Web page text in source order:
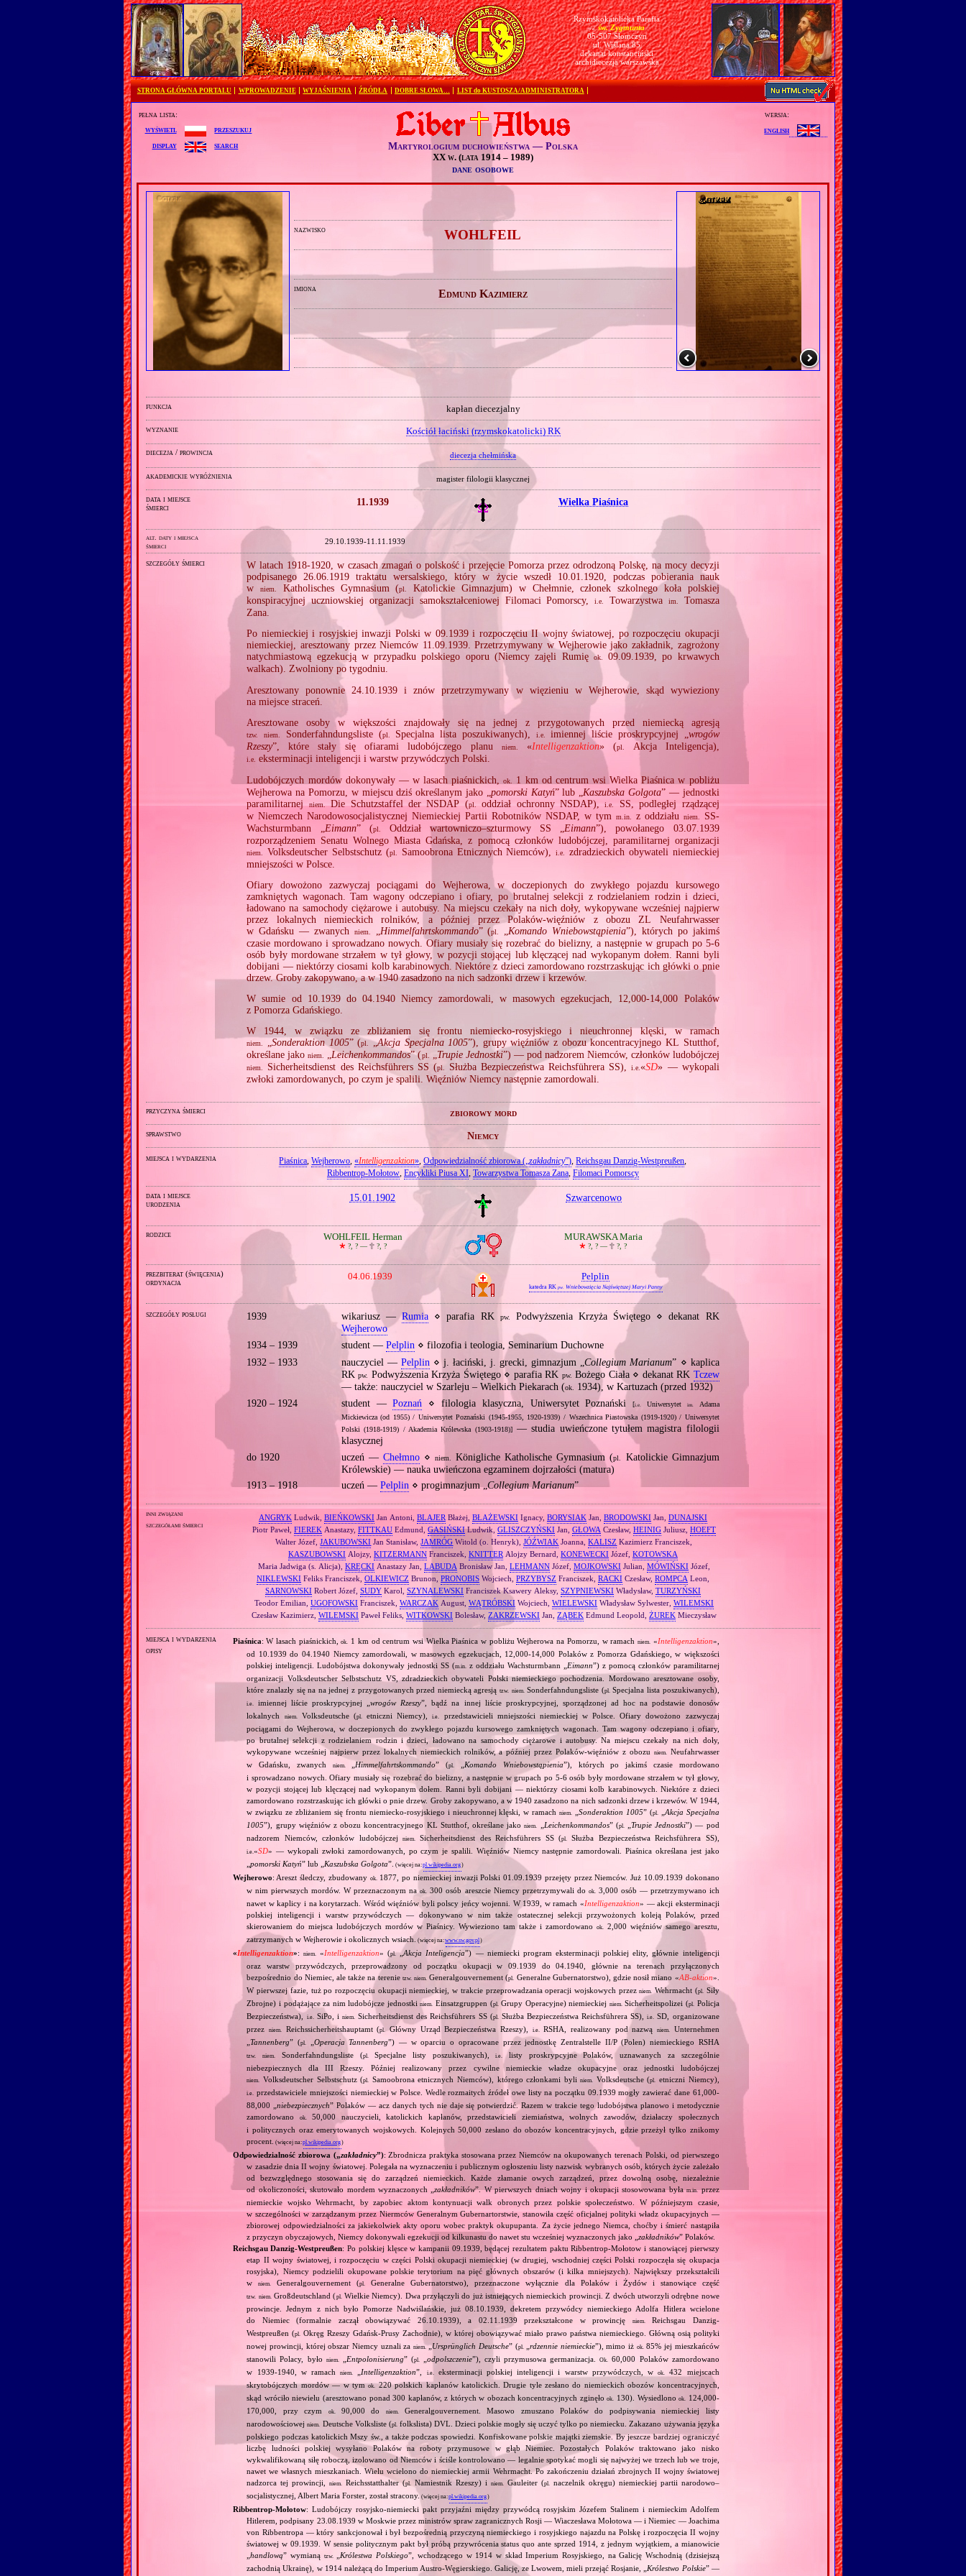
Rzymskokatolicka Parafia
pw.św. Zygmunta
05-507 Słomczyn
ul. Wiślana 85
dekanat konstanciński
archidiecezja warszawska
STRONA GŁÓWNA PORTALU WPROWADZENIE WYJAŚNIENIA ŹRÓDŁA DOBRE SŁOWA… LIST do KUSTOSZA/ADMINISTRATORA
pełna lista:
wyświetl
przeszukuj
display
search Martyrologium duchowieństwa — Polska
XX w. (lata 1914 – 1989)
dane osobowe
wersja:
english
nazwisko WOHLFEIL
imiona Edmund Kazimierz
funkcja kapłan diecezjalny
wyznanie Kościół łaciński (rzymskokatolicki) RK
diecezja / prowincja diecezja chełmińska
akademickie wyróżnienia magister filologii klasycznej
data i miejsce
śmierci
11.1939 Wielka Piaśnica
alt. daty i miejsca
śmierci
29.10.1939‑11.11.1939
szczegóły śmierci
W latach 1918‐1920, w czasach zmagań o polskość i przejęcie Pomorza przez odrodzoną Polskę, na mocy decyzji
podpisanego 26.06.1919 traktatu wersalskiego, który w życie wszedł 10.01.1920, podczas pobierania nauk
wniem. Katholisches Gymnasium (pl.
Katolickie Gimnazjum) w Chełmnie, członek szkolnego koła polskiej
konspiracyjnej uczniowskiej organizacji samokształceniowej Filomaci Pomorscy,i.e. Towarzystwa im.
Tomasza
Zana.
Po niemieckiej i rosyjskiej inwazji Polski w 09.1939 i rozpoczęciu II wojny światowej, po rozpoczęciu okupacji
niemieckiej, aresztowany przez Niemców 11.09.1939. Przetrzymywany w Wejherowie jako zakładnik, zagrożony
natychmiastową egzekucją w przypadku polskiego oporu (Niemcy zajęli Rumię
ok.
09.09.1939, po krwawych
walkach). Zwolniony po tygodniu.
Aresztowany ponownie 24.10.1939 i znów przetrzymywany w więzieniu w Wejherowie, skąd wywieziony
na miejsce straceń.
Aresztowane osoby w większości znajdowały się na jednej z przygotowanych przed niemiecką agresją
tzw. niem. Sonderfahndungsliste (pl. Specjalna lista poszukiwanych), i.e. imiennej liście proskrypcyjnej „ wrogów
Rzeszy”, które stały się ofiarami ludobójczego planu niem. «Intelligenzaktion» (pl. Akcja Inteligencja),
i.e. eksterminacji inteligencji i warstw przywódczych Polski.
Ludobójczych mordów dokonywały — w lasach piaśnickich,ok.
1 km od centrum wsi Wielka Piaśnica w pobliżu
Wejherowa na Pomorzu, w miejscu dziś określanym jako „ pomorski Katyń” lub „ Kaszubska Golgota” — jednostki
paramilitarnejniem.Die Schutzstaffel der NSDAP (pl. oddział ochronny NSDAP),i.e.
SS, podległej rządzącej
w Niemczech Narodowosocjalistycznej Niemieckiej Partii Robotników NSDAP, w tym
m.in. z oddziału niem.
SS‐
Wachsturmbann „ Eimann” (pl. Oddział wartowniczo–szturmowy SS „ Eimann”), powołanego 03.07.1939
rozporządzeniem Senatu Wolnego Miasta Gdańska, z pomocą członków ludobójczej, paramilitarnej organizacji
niem. Volksdeutscher Selbstschutz (pl. Samoobrona Etnicznych Niemców),i.e.
zdradzieckich obywateli niemieckiej
mniejszości w Polsce.
Ofiary dowożono zazwyczaj pociągami do Wejherowa, w doczepionych do zwykłego pojazdu kursowego
zamkniętych wagonach. Tam wagony odczepiano i ofiary, po brutalnej selekcji z rodzielaniem rodzin i dzieci,
ładowano na samochody ciężarowe i autobusy. Na miejscu czekały na nich doły, wykopywane wcześniej najpierw
przez lokalnych niemieckich rolników, a później przez Polaków‐więźniów z obozu ZL Neufahrwasser
w Gdańsku — zwanych
niem. Himmelfahrtskommando” (pl. Komando Wniebowstąpienia”), których po jakimś
czasie mordowano i sprowadzano nowych. Ofiary musiały się rozebrać do bielizny, a następnie w grupach po 5‐6
osób były mordowane strzałem w tył głowy, w pozycji stojącej lub klęczącej nad wykopanym dołem. Ranni byli
dobijani — niektórzy ciosami kolb karabinowych. Niektóre z dzieci zamordowano rozstrzaskując ich główki o pnie
drzew. Groby zakopywano, a w 1940 zasadzono na nich sadzonki drzew i krzewów.
W sumie od 10.1939 do 04.1940 Niemcy zamordowali, w masowych egzekucjach, 12,000‐14,000 Polaków
z Pomorza Gdańskiego.
W 1944, w związku ze zbliżaniem się frontu niemiecko‐rosyjskiego i nieuchronnej klęski, w ramach
niem. „Sonderaktion 1005” (pl.„Akcja Specjalna 1005”), grupy więźniów z obozu koncentracyjnego KL Stutthof,
określane jakoniem. „Leichenkommandos” (pl. „Trupie Jednostki”) — pod nadzorem Niemców, członków ludobójczej
niem. Sicherheitsdienst des Reichsführers SS (pl. Służba Bezpieczeństwa Reichsführera SS),i.e.«SD» — wykopali
zwłoki zamordowanych, po czym je spalili. Więźniów Niemcy następnie zamordowali.
przyczyna śmierci zbiorowy mord
sprawstwo Niemcy
miejsca i wydarzenia Piaśnica ,Wejherowo ,«Intelligenzaktion» ,Odpowiedzialność zbiorowa („zakładnicy”) ,Reichsgau Danzig‐Westpreußen
Ribbentrop‐Mołotow, Encykliki Piusa XI, Towarzystwa Tomasza Zana, Filomaci Pomorscy
data i miejsce
urodzenia
15.01.1902 Szwarcenowo
rodzice WOHLFEIL Herman
🞲?, ? — 🕆?, ?
MURAWSKA Maria
🞲 ?, ? —🕆 ?, ?
prezbiterat (święcenia)
ordynacja
04.06.1939 Pelplin
katedra RK pw. Wniebowzięcia Najświętszej Maryi Panny
szczegóły posługi 1939 wikariusz —Rumia ⋄ parafia RK pw.
Podwyższenia Krzyża Świętego ⋄ dekanat RK
Wejherowo
1934 – 1939
student — Pelplin⋄ filozofia i teologia, Seminarium Duchowne
1932 – 1933
nauczyciel — Pelplin ⋄ j. łaciński, j. grecki, gimnazjum „Collegium Marianum” ⋄ kaplica
RKpw. Podwyższenia Krzyża Świętego ⋄ parafia RK pw. Bożego Ciała ⋄ dekanat RK Tczew
— także: nauczyciel w Szarleju – Wielkich Piekarach (ok.
1934), w Kartuzach (przed 1932)
1920 – 1924
student —Poznań ⋄ filologia klasyczna, Uniwersytet Poznański[i.e. Uniwersytet im. Adama
Mickiewicza (od 1955) / Uniwersytet Poznański (1945‐1955, 1920‐1939) / Wszechnica Piastowska (1919‐1920) / Uniwersytet
Polski (1918‐1919) / Akademia Królewska (1903‐1918)]— studia uwieńczone tytułem magistra filologii
klasycznej
do 1920
uczeń — Chełmno⋄niem. Königliche Katholische Gymnasium (pl.
Katolickie Gimnazjum
Królewskie) — nauka uwieńczona egzaminem dojrzałości (matura)
1913 – 1918
uczeń — Pelplin⋄ progimnazjum „Collegium Marianum”
inni związani
szczegółami śmierci
ANGRYKLudwik, BIEŃKOWSKIJan Antoni, BLAJER Błażej, BŁAŻEWSKIIgnacy, BORYSIAKJan, BRODOWSKIJan, DUNAJSKI
Piotr Paweł, FIEREKAnastazy, FITTKAUEdmund, GASIŃSKILudwik, GLISZCZYŃSKIJan, GŁOWA Czesław, HEINIGJuliusz, HOEFT
Walter Józef,JAKUBOWSKI Jan Stanisław,JAMRÓG Witold (o. Henryk),JÓŹWIAK Joanna,KALISZ Kazimierz Franciszek,
KASZUBOWSKIAlojzy, KITZERMANNFranciszek, KNITTER Alojzy Bernard, KONEWECKIJózef, KOTOWSKA
Maria Jadwiga (s. Alicja), KRĘCKIAnastazy Jan, LABUDA Bronisław Jan, LEHMANNJózef, MOJKOWSKIJulian, MÓWIŃSKIJózef,
NIKLEWSKIFeliks Franciszek, OLKIEWICZ Brunon, PRONOBISWojciech, PRZYBYSZ Franciszek, RACKICzesław, ROMPCA Leon,
SARNOWSKIRobert Józef, SUDYKarol, SZYNALEWSKI Franciszek Ksawery Aleksy, SZYPNIEWSKIWładysław, TURZYŃSKI
Teodor Emilian, UGOFOWSKIFranciszek, WARCZAK August, WĄTRÓBSKIWojciech, WIELEWSKIWładysław Sylwester, WILEMSKI
Czesław Kazimierz, WILEMSKIPaweł Feliks, WITKOWSKI Bolesław, ZAKRZEWSKIJan, ZĄBEKEdmund Leopold, ŻUREKMieczysław
miejsca i wydarzenia
opisy
Piaśnica: W lasach piaśnickich,ok. 1 km od centrum wsi Wielka Piaśnica w pobliżu Wejherowa na Pomorzu, w ramach niem.«Intelligenzaktion»,
od 10.1939 do 04.1940 Niemcy zamordowali, w masowych egzekucjach, 12,000‐14,000 Polaków z Pomorza Gdańskiego, w większości
polskiej inteligencji. Ludobójstwa dokonywały jednostki SS (m.in. z oddziału Wachsturmbann „Eimann”) z pomocą członków paramilitarnej
organizacji Volksdeutscher Selbstschutz VS, zdradzieckich obywateli Polski niemieckiego pochodzenia. Mordowano aresztowane osoby,
które znalazły się na na jednej z przygotowanych przed niemiecką agresją tzw. niem.Sonderfahndungsliste (pl.Specjalna lista poszukiwanych),
i.e. imiennej liście proskrypcyjnej „wrogów Rzeszy”, bądź na innej liście proskrypcyjnej, sporządzonej ad hoc na podstawie donosów
lokalnych
niem.Volksdeutsche (pl.etniczni Niemcy),i.e.
przedstawicieli mniejszości niemieckiej w Polsce. Ofiary dowożono zazwyczaj
pociągami do Wejherowa, w doczepionych do zwykłego pojazdu kursowego zamkniętych wagonach. Tam wagony odczepiano i ofiary,
po brutalnej selekcji z rodzielaniem rodzin i dzieci, ładowano na samochody ciężarowe i autobusy. Na miejscu czekały na nich doły,
wykopywane wcześniej najpierw przez lokalnych niemieckich rolników, a później przez Polaków‐więźniów z obozu niem.Neufahrwasser
w Gdańsku, zwanych
niem.„Himmelfahrtskommando” (pl. „Komando Wniebowstąpienia”), których po jakimś czasie mordowano
i sprowadzano nowych. Ofiary musiały się rozebrać do bielizny, a następnie w grupach po 5‐6 osób były mordowane strzałem w tył głowy,
w pozycji stojącej lub klęczącej nad wykopanym dołem. Ranni byli dobijani — niektórzy ciosami kolb karabinowych. Niektóre z dzieci
zamordowano rozstrzaskując ich główki o pnie drzew. Groby zakopywano, a w 1940 zasadzono na nich sadzonki drzew i krzewów. W 1944,
w związku ze zbliżaniem się frontu niemiecko‐rosyjskiego i nieuchronnej klęski, w ramachniem. „Sonderaktion 1005” (pl.„Akcja Specjalna
1005”), grupy więźniów z obozu koncentracyjnego KL Stutthof, określane jakoniem. „Leichenkommandos” (pl.„Trupie Jednostki”) — pod
nadzorem Niemców, członków ludobójczej
niem. Sicherheitsdienst des Reichsführers SS (pl. Służba Bezpieczeństwa Reichsführera SS),
i.e.«SD» — wykopali zwłoki zamordowanych, po czym je spalili. Więźniów Niemcy następnie zamordowali. Piaśnica określana jest jako
„pomorski Katyń” lub „Kaszubska Golgota”. (więcej na:pl.wikipedia.org)
Wejherowo: Areszt śledczy, zbudowany ok.1877, po niemieckiej inwazji Polski 01.09.1939 przejęty przez Niemców. Już 10.09.1939 dokonano
w nim pierwszych mordów. W przeznaczonym naok. 300 osób areszcie Niemcy przetrzymywali do ok.3,000 osób — przetrzymywano ich
nawet w kaplicy i na korytarzach. Wśród więźniów byli polscy jeńcy wojenni. W 1939, w ramach «Intelligenzaktion» — akcji eksterminacji
polskiej inteligencji i warstw przywódczych — dokonywano w nim także ostatecznej selekcji przywożonych koleją Polaków, przed
skierowaniem do miejsca ludobójczych mordów w Piaśnicy. Wywieziono tam także i zamordowano
ok.2,000 więźniów samego aresztu,
zatrzymanych w Wejherowie i okolicznych wsiach. (więcej na:www.sw.gov.pl)
«Intelligenzaktion»: niem.«Intelligenzaktion» (pl.„Akcja Inteligencja”) — niemiecki program eksterminacji polskiej elity, głównie inteligencji
oraz warstw przywódczych, przeprowadzony od początku okupacji w 09.1939 do 04.1940, głównie na terenach przyłączonych
bezpośrednio do Niemiec, ale także na terenie tzw. niem. Generalgouvernement (pl. Generalne Gubernatorstwo), gdzie nosił miano «AB‐aktion».
W pierwszej fazie, tuż po rozpoczęciu okupacji niemieckiej, w trakcie przeprowadzania operacji wojskowych przezniem. Wehrmacht (pl.Siły
Zbrojne) i podążające za nim ludobójcze jednostkiniem. Einsatzgruppen (pl.Grupy Operacyjne) niemieckiej niem.Sicherheitspolizei (pl. Policja
Bezpieczeństwa),
i.e.SiPo, i niem.Sicherheitsdienst des Reichsführers SS (pl.Służba Bezpieczeństwa Reichsführera SS),i.e. SD, organizowane
przezniem. Reichssicherheitshauptamt (pl. Główny Urząd Bezpieczeństwa Rzeszy), i.e.RSHA, realizowany pod nazwą niem.Unternehmen
„Tannenberg” (pl. „Operacja Tannenberg”) — w oparciu o opracowane przez jednostkę Zentralstelle II/P (Polen) niemieckiego RSHA
tzw. niem. Sonderfahndungsliste (pl.Specjalne listy poszukiwanych),i.e. listy proskrypcyjne Polaków, uznawanych za szczególnie
niebezpiecznych dla III Rzeszy. Później realizowany przez cywilne niemieckie władze okupacyjne oraz jednostki ludobójczej
niem. Volksdeutscher Selbstschutz (pl. Samoobrona etnicznych Niemców), którego członkami byliniem. Volksdeutsche (pl. etniczni Niemcy),
i.e. przedstawiciele mniejszości niemieckiej w Polsce. Wedle rozmaitych źródeł owe listy na początku 09.1939 mogły zawierać dane 61,000‐
88,000 „niebezpiecznych” Polaków — acz danych tych nie daje się potwierdzić. Razem w trakcie tego ludobójstwa planowo i metodycznie
zamordowano
ok.50,000 nauczycieli, katolickich kapłanów, przedstawicieli ziemiaństwa, wolnych zawodów, działaczy społecznych
i politycznych oraz emerytowanych wojskowych. Kolejnych 50,000 zesłano do obozów koncentracyjnych, gdzie przeżył tylko znikomy
procent. (więcej na:pl.wikipedia.org)
Odpowiedzialność zbiorowa („zakładnicy”): Zbrodnicza praktyka stosowana przez Niemców na okupowanych terenach Polski, od pierwszego
w zasadzie dnia II wojny światowej. Polegała na wyznaczeniu i publicznym ogłoszeniu listy nazwisk wybranych osób, których życie zależało
od bezwzględnego stosowania się do zarządzeń niemieckich. Każde złamanie owych zarządzeń, przez dowolną osobę, niezależnie
od okoliczoności, skutowało mordem wyznaczonych „zakładników”. W pierwszych dniach wojny i okupacji stosowowana byłam.in.przez
niemieckie wojsko Wehrmacht, by zapobiec aktom kontynuacji walk obronych przez polskie społeczeństwo. W późniejszym czasie,
w szczególności w zarządzanym przez Niermców Generalnym Gubernartorstwie, stanowiła część oficjalnej polityki władz okupacyjnych —
zbiorowej odpowiedzialności za jakiekolwiek akty oporu wobec praktyk okupupanta. Za życie jednego Niemca, choćby i śmierć nastąpiła
z przyczyn obyczajowych, Niemcy dokonywali egzekucji od kilkunastu do nawet stu wcześniej wyznaczonych jako „zakładników” Polaków.
Reichsgau Danzig‐Westpreußen: Po polskiej klęsce w kampanii 09.1939, będącej rezultatem paktu Ribbentrop‐Mołotow i stanowiącej pierwszy
etap II wojny światowej, i rozpoczęciu w części Polski okupacji niemieckiej (w drugiej, wschodniej części Polski rozpoczęła się okupacja
rosyjska), Niemcy podzielili okupowane polskie terytorium na pięć głównych obszarów (i kilka mniejszych). Największy przekształcili
wniem. Generalgouvernement (pl. Generalne Gubernatorstwo), przeznaczone wyłącznie dla Polaków i Żydów i stanowiące część
tzw. niem.Großdeutschland (pl.Wielkie Niemcy). Dwa przyłączyli do już istniejących niemieckich prowincji. Z dwóch utworzyli odrębne nowe
prowincje. Jednym z nich było Pomorze Nadwiślańskie, już 08.10.1939, dekretem przywódcy niemieckiego Adolfa Hitlera wcielone
do Niemiec (formalnie zaczął obowiązywać 26.10.1939), a 02.11.1939 przekształcone w prowincję
niem.Reichsgau Danzig‐
Westpreußen (pl. Okręg Rzeszy Gdańsk‐Prusy Zachodnie), w której obowiązywać miało prawo państwa niemieckiego. Główną osią polityki
nowej prowincji, której obszar Niemcy uznali za niem.„Ursprünglich Deutsche” (pl.„rdzennie niemieckie”), mimo iż ok.85% jej mieszkańców
stanowili Polacy, było
niem.„Entpolonisierung” (pl.„odpolszczenie”), czyli przymusowa germanizacja.Ok. 60,000 Polaków zamordowano
w 1939‐1940, w ramachniem. „Intelligenzaktion”, i.e.eksterminacji polskiej inteligencji i warstw przywódczych, wok.
432 miejscach
skrytobójczych mordów — w tymok.220 polskich kapłanów katolickich. Drugie tyle zesłano do niemieckich obozów koncentracyjnych,
skąd wróciło niewielu (aresztowano ponad 300 kapłanów, z których w obozach koncentracyjnych zginęłook. 130). Wysiedlonook. 124,000‐
170,000, przy czym
ok.90,000 do niem.Generalgouvernement. Masowo zmuszano Polaków do podpisywania niemieckiej listy
narodowościowejniem. Deutsche Volksliste (pl.folkslista) DVL. Dzieci polskie mogły się uczyć tylko po niemiecku. Zakazano używania języka
polskiego podczas katolickich Mszy św., a także podczas spowiedzi. Konfiskowane polskie majątki ziemskie. By jeszcze bardziej ograniczyć
liczbę ludności polskiej wysyłano Polaków na roboty przymusowe w głąb Niemiec. Pozostałych Polaków traktowano jako nisko
wykwalifikowaną siłę roboczą, izolowano od Niemców i ściśle kontrolowano — legalnie spotykać mogli się najwyżej we trzech lub we troje,
nawet we własnych mieszkaniach. Wielu wcielono do niemieckiej armii Wehrmacht. Po zakończeniu działań zbrojnych II wojny światowej
nadzorca tej prowincji,niem. Reichsstatthalter (pl. Namiestnik Rzeszy) i niem.Gauleiter (pl.naczelnik okręgu) niemieckiej partii narodowo–
socjalistycznej, Albert Maria Forster, został stracony. (więcej na:pl.wikipedia.org)
Ribbentrop‐Mołotow: Ludobójczy rosyjsko‐niemiecki pakt przyjaźni między przywódcą rosyjskim Józefem Stalinem i niemieckim Adolfem
Hitlerem, podpisany 23.08.1939 w Moskwie przez ministrów spraw zagranicznych Rosji — Wiaczesława Mołotowa — i Niemiec — Joachima
von Ribbentropa — który sankcjonował i był bezpośrednią przyczyną niemieckiego i rosyjskiego najazdu na Polskę i rozpoczęcia II wojny
światowej w 09.1939. W sensie politycznym pakt był próbą przywrócenia status quo ante sprzed 1914, z jednym wyjątkiem, a mianowicie
„handlową” wymianą tzw.„Królestwa Polskiego”, wchodzącego w 1914 w skład Imperium Rosyjskiego, na Galicję Wschodnią (dzisiejszą
zachodnią Ukrainę), w 1914 należącą do Imperium Austro‐Węgierskiego. Galicję, ze Lwowem, mieli przejąć Rosjanie, „Królestwo Polskie” —